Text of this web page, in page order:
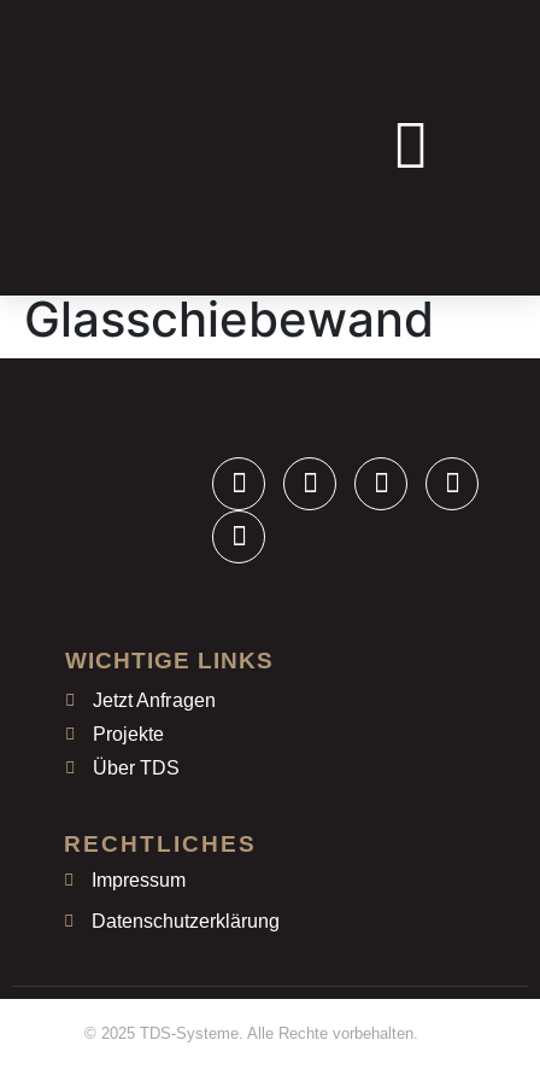
Glasschiebewand
WICHTIGE LINKS
Jetzt Anfragen
Projekte
Über TDS
RECHTLICHES
Impressum
Datenschutzerklärung
© 2025 TDS-Systeme. Alle Rechte vorbehalten.